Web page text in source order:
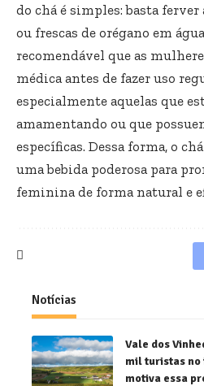
do chá é simples: basta
ou frescas de orégano em
recomendável que as
médica antes de fazer uso
especialmente aquelas que
amamentando ou que
específicas. Dessa forma, o
uma bebida poderosa para
feminina de forma natural e
Notícias
Vale dos
mil turistas no
motiva essa